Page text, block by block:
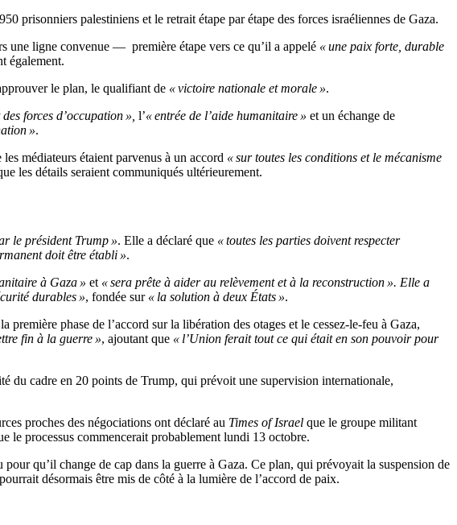
prisonniers palestiniens et le retrait étape par étape des forces israéliennes de Gaza.
une ligne convenue — première étape vers ce qu’il a appelé « une paix forte, durable
également.
le plan, le qualifiant de « victoire nationale et morale ».
forces d’occupation », l’« entrée de l’aide humanitaire » et un échange de
».
médiateurs étaient parvenus à un accord « sur toutes les conditions et le mécanisme
les détails seraient communiqués ultérieurement.
le président Trump ». Elle a déclaré que « toutes les parties doivent respecter
doit être établi ».
à Gaza » et « sera prête à aider au relèvement et à la reconstruction ». Elle a
durables », fondée sur « la solution à deux États ».
première phase de l’accord sur la libération des otages et le cessez-le-feu à Gaza,
fin à la guerre », ajoutant que « l’Union ferait tout ce qui était en son pouvoir pour
du cadre en 20 points de Trump, qui prévoit une supervision internationale,
proches des négociations ont déclaré au Times of Israel que le groupe militant
le processus commencerait probablement lundi 13 octobre.
qu’il change de cap dans la guerre à Gaza. Ce plan, qui prévoyait la suspension de
désormais être mis de côté à la lumière de l’accord de paix.